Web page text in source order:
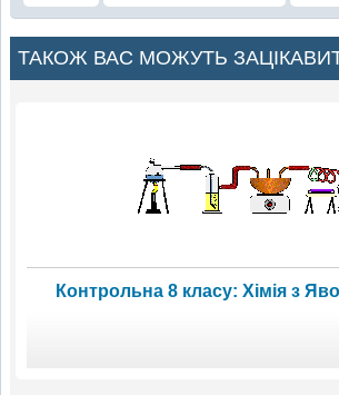
ТАКОЖ ВАС МОЖУТЬ
Контрольна 8 класу: Хімія з